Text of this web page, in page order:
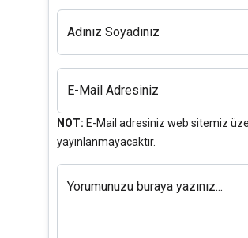
Adınız Soyadınız
E-Mail Adresiniz
NOT: E-Mail adresiniz web sitemiz
yayınlanmayacaktır.
Yorumunuzu buraya yazınız...